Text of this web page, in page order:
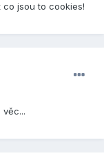
co jsou to cookies!